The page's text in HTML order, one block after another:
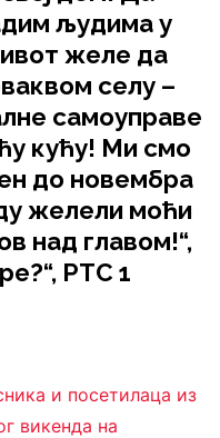
људима у
желе да
селу –
самоуправе
кућу! Ми смо
до новембра
желели моћи
над главом!“,
РТС 1
и посетилаца из
викенда на